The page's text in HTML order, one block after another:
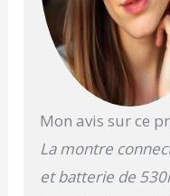
Mon avis sur ce
La montre
et batterie de